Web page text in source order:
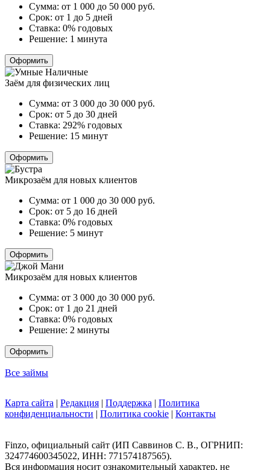
Сумма: от 1 000 до 50 000 руб.
Срок: от 1 до 5 дней
Ставка: 0% годовых
Решение: 1 минута
Оформить
Заём для физических лиц
Сумма: от 3 000 до 30 000 руб.
Срок: от 5 до 30 дней
Ставка: 292% годовых
Решение: 15 минут
Оформить
Микрозаём для новых клиентов
Сумма: от 1 000 до 30 000 руб.
Срок: от 5 до 16 дней
Ставка: 0% годовых
Решение: 5 минут
Оформить
Микрозаём для новых клиентов
Сумма: от 3 000 до 30 000 руб.
Срок: от 1 до 21 дней
Ставка: 0% годовых
Решение: 2 минуты
Оформить
Все займы
Карта сайта | Редакция | Поддержка | Политика
конфиденциальности | Политика cookie | Контакты
Finzo, официальный сайт (ИП Саввинов С. В., ОГРНИП:
324774600345022, ИНН: 771574187565).
Вся информация носит ознакомительный характер, не